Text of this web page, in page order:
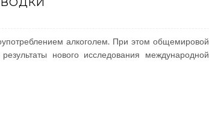
алкоголем. При этом общемировой
нового исследования международной